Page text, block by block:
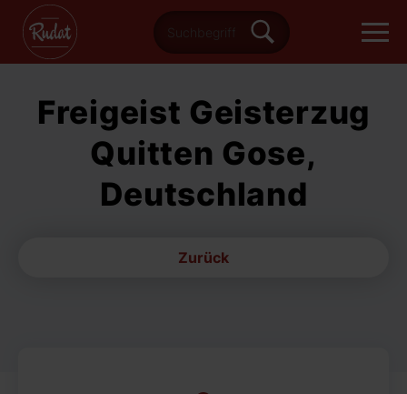
Freigeist Geisterzug
Quitten Gose,
Deutschland
Zurück